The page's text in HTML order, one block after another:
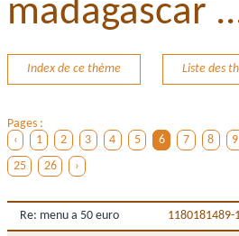
madagascar
Index de ce thème Liste des
Pages :
‹
1 2 3 4 5 6 7 8 9
25
26 ›
Re: menu a 50 euro 1180181489-